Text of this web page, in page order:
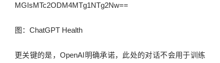
图：ChatGPT Health
更关键的是，OpenAI明确承诺，此处的对话不会用于训练